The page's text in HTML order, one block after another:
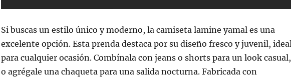
Si buscas un estilo único y moderno, la camiseta lamine yamal es una
excelente opción. Esta prenda destaca por su diseño fresco y juvenil,
para cualquier ocasión. Combínala con jeans o shorts para un look casual,
o agrégale una chaqueta para una salida nocturna. Fabricada con